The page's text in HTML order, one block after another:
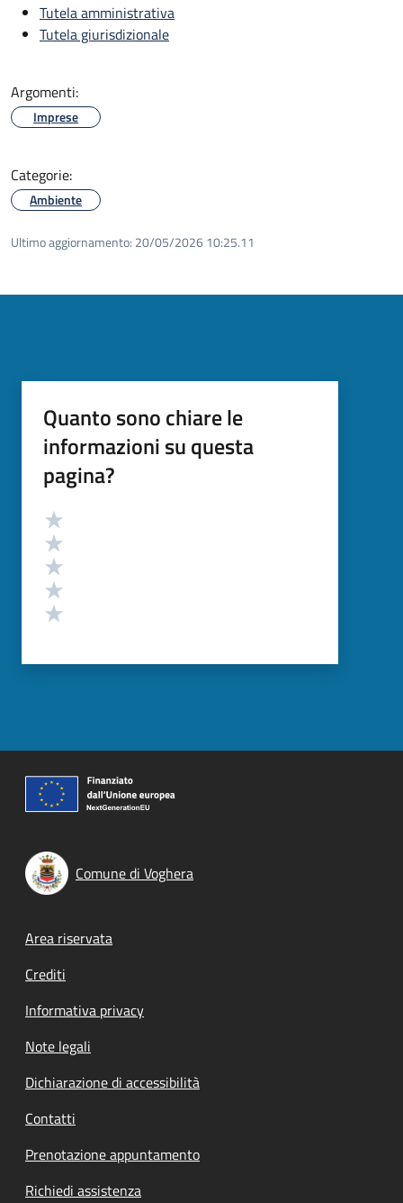
Tutela amministrativa
Tutela giurisdizionale
Argomenti:
Imprese
Categorie:
Ambiente
Ultimo aggiornamento: 20/05/2026 10:25.11
Quanto sono chiare le
informazioni su questa
pagina?
Valutazione
Comune di Voghera
Footer menu
Area riservata
Crediti
Informativa privacy
Note legali
Dichiarazione di accessibilità
Contatti
Prenotazione appuntamento
Richiedi assistenza